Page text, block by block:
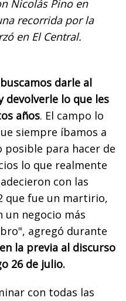
Nicolás Pino en
recorrida por la
en El Central.
buscamos darle al
devolverle lo que les
años. El campo lo
siempre íbamos a
posible para hacer de
lo que realmente
con las
que fue un martirio,
un negocio más
agregó durante
la previa al discurso
26 de julio.
con todas las